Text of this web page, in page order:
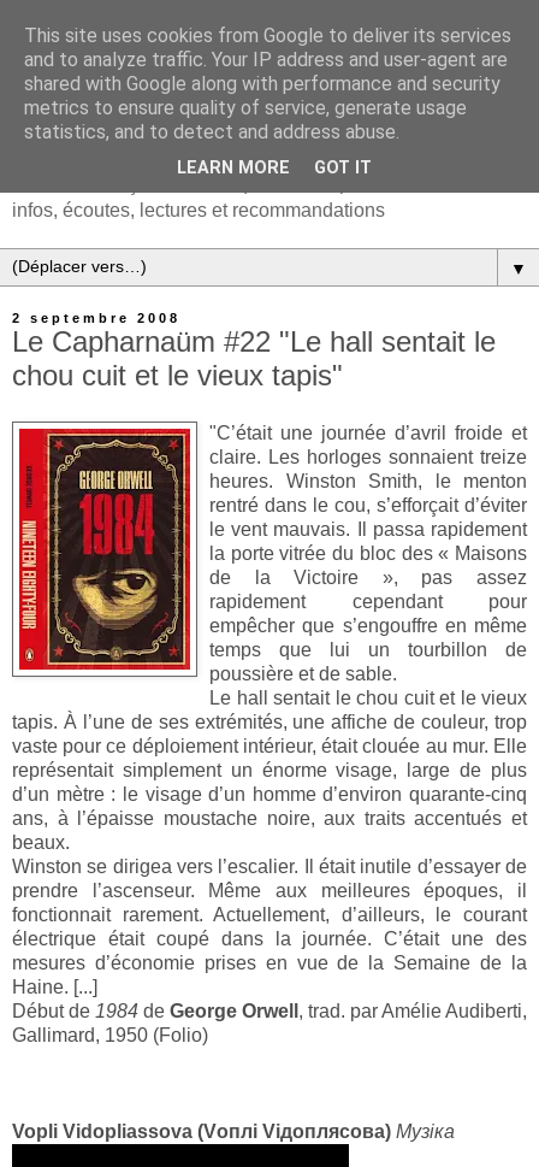
infos, écoutes, lectures et recommandations
▼
2 septembre 2008
Le Capharnaüm #22 "Le hall sentait le
chou cuit et le vieux tapis"
"C’était une journée d’avril froide et
claire. Les horloges sonnaient treize
heures. Winston Smith, le menton
rentré dans le cou, s’efforçait d’éviter
le vent mauvais. Il passa rapidement
la porte vitrée du bloc des « Maisons
de la Victoire », pas assez
rapidement cependant pour
empêcher que s’engouffre en même
temps que lui un tourbillon de
poussière et de sable.
Le hall sentait le chou cuit et le vieux
tapis. À l’une de ses extrémités, une affiche de couleur, trop
vaste pour ce déploiement intérieur, était clouée au mur. Elle
représentait simplement un énorme visage, large de plus
d’un mètre : le visage d’un homme d’environ quarante-cinq
ans, à l’épaisse moustache noire, aux traits accentués et
beaux.
Winston se dirigea vers l’escalier. Il était inutile d’essayer de
prendre l’ascenseur. Même aux meilleures époques, il
fonctionnait rarement. Actuellement, d’ailleurs, le courant
électrique était coupé dans la journée. C’était une des
mesures d’économie prises en vue de la Semaine de la
Haine. [...]
Début de 1984 de George Orwell , trad. par Amélie Audiberti,
Gallimard, 1950 (Folio)
Vopli Vidopliassova (Vоплі Vідоплясова) Музіка
This site uses cookies from Google to deliver its services
and to analyze traffic. Your IP address and user-agent are
shared with Google along with performance and security
metrics to ensure quality of service, generate usage
statistics, and to detect and address abuse.
LEARN MORE GOT IT